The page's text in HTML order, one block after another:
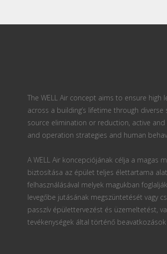
The WELL Air concept aims to ensure high
across a building’s lifetime through
source elimination or reduction, active and
and operation strategies and human
A WELL Air koncepciójának célja a magas
biztosítása az épület teljes élettartama
felhasználásával melyek magukban
levegőbe jutásának megszüntetését vagy
passzív épülettervezést és üzemeltetést,
tevékenységek által történő